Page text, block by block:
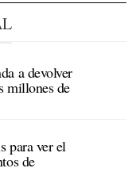
a devolver
millones de
para ver el
de